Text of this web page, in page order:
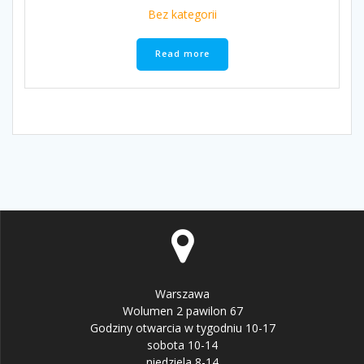
Bez kategorii
Read more
Warszawa
Wolumen 2 pawilon 67
Godziny otwarcia w tygodniu 10-17
sobota 10-14